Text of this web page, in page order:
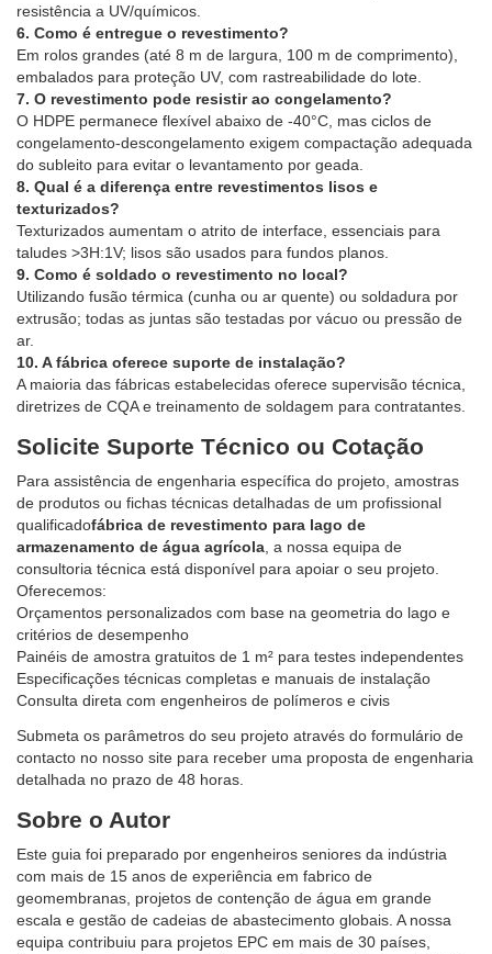
resistência a UV/químicos.
6. Como é entregue o revestimento?
Em rolos grandes (até 8 m de largura, 100 m de comprimento),
embalados para proteção UV, com rastreabilidade do lote.
7. O revestimento pode resistir ao congelamento?
O HDPE permanece flexível abaixo de -40°C, mas ciclos de
congelamento-descongelamento exigem compactação adequada
do subleito para evitar o levantamento por geada.
8. Qual é a diferença entre revestimentos lisos e
texturizados?
Texturizados aumentam o atrito de interface, essenciais para
taludes >3H:1V; lisos são usados para fundos planos.
9. Como é soldado o revestimento no local?
Utilizando fusão térmica (cunha ou ar quente) ou soldadura por
extrusão; todas as juntas são testadas por vácuo ou pressão de
ar.
10. A fábrica oferece suporte de instalação?
A maioria das fábricas estabelecidas oferece supervisão técnica,
diretrizes de CQA e treinamento de soldagem para contratantes.
Solicite Suporte Técnico ou Cotação
Para assistência de engenharia específica do projeto, amostras
de produtos ou fichas técnicas detalhadas de um profissional
qualificadofábrica de revestimento para lago de
armazenamento de água agrícola , a nossa equipa de
consultoria técnica está disponível para apoiar o seu projeto.
Oferecemos:
Orçamentos personalizados com base na geometria do lago e
critérios de desempenho
Painéis de amostra gratuitos de 1 m² para testes independentes
Especificações técnicas completas e manuais de instalação
Consulta direta com engenheiros de polímeros e civis
Submeta os parâmetros do seu projeto através do formulário de
contacto no nosso site para receber uma proposta de engenharia
detalhada no prazo de 48 horas.
Sobre o Autor
Este guia foi preparado por engenheiros seniores da indústria
com mais de 15 anos de experiência em fabrico de
geomembranas, projetos de contenção de água em grande
escala e gestão de cadeias de abastecimento globais. A nossa
equipa contribuiu para projetos EPC em mais de 30 países,